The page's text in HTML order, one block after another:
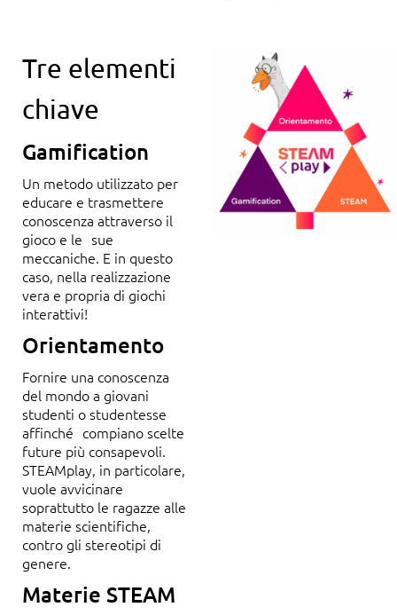
Tre elementi
chiave
Gamification
Un metodo utilizzato per
educare e trasmettere
conoscenza attraverso il
gioco e le sue
meccaniche. E in questo
caso, nella realizzazione
vera e propria di giochi
interattivi!
Orientamento
Fornire una conoscenza
del mondo a giovani
studenti o studentesse
affinché compiano scelte
future più consapevoli.
STEAMplay, in particolare,
vuole avvicinare
soprattutto le ragazze alle
materie scientifiche,
contro gli stereotipi di
genere.
Materie STEAM